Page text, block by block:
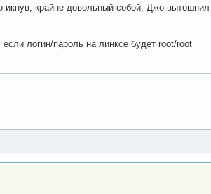
крайне довольный собой, Джо вытошнил
логин/пароль на линксе будет root/root